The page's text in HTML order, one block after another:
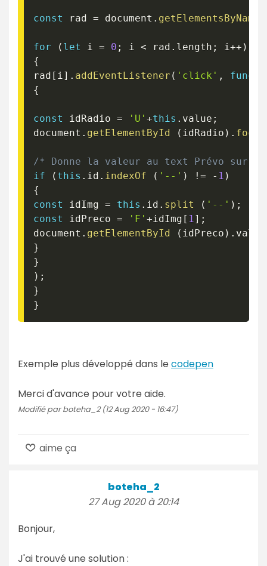
const rad = document . getElementsByName
for ( let i = 0 ; i < rad . length ; i ++ )
{
rad [ i ] . addEventListener ( 'click' ,
{
const idRadio = 'U' +this . value ;
document . getElementById ( idRadio ) . focus
/* Donne la valeur au text Prévo sur
if
( this . id . indexOf ( '--' ) != - 1 )
{
const
idImg = this . id . split ( '--' ) ;
const
idPreco = 'F' +idImg [ 1 ] ;
document . getElementById ( idPreco ) . value
}
}
) ;
}
}
Exemple plus développé dans le codepen
Merci d'avance pour votre aide.
Modifié par boteha_2 (12 Aug 2020 - 16:47)
aime ça
boteha_2
27 Aug 2020 à 20:14
Bonjour,
J'ai trouvé une solution :